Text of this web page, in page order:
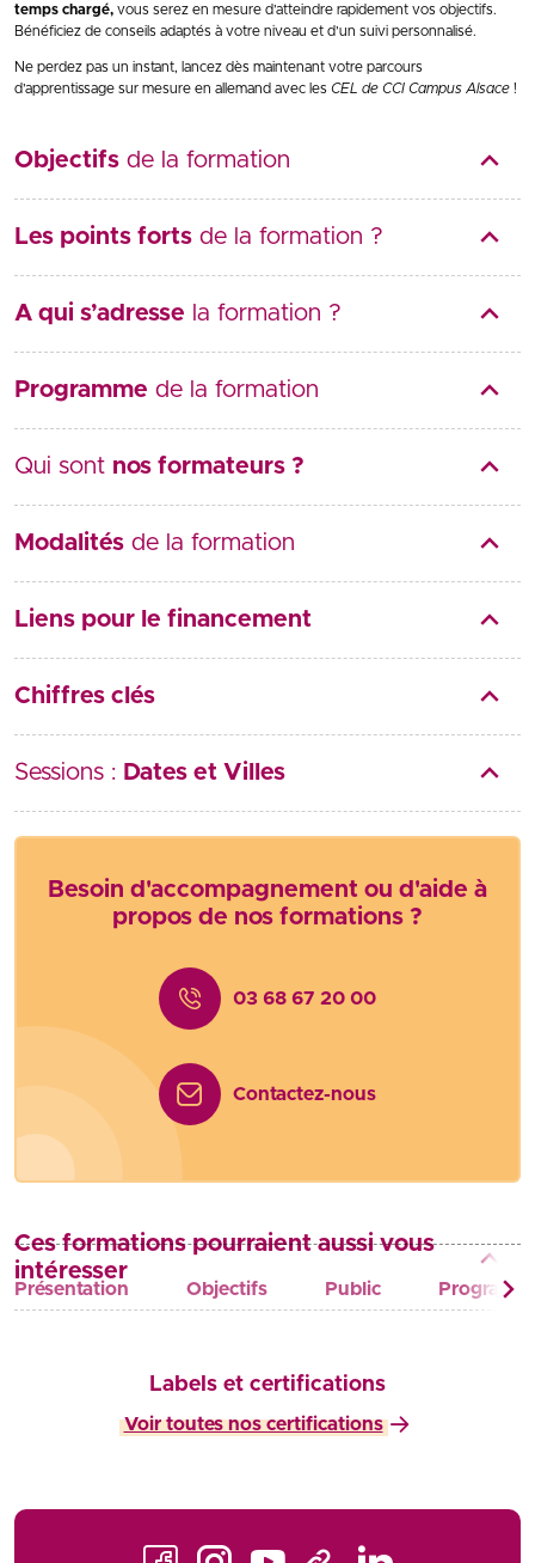
Présentation Objectifs Public
temps chargé, vous serez en mesure d’atteindre rapidement vos objectifs.
Bénéficiez de conseils adaptés à votre niveau et d’un suivi personnalisé.
Ne perdez pas un instant, lancez dès maintenant votre parcours
d’apprentissage sur mesure en allemand avec les CEL de CCI Campus Alsace !
Objectifs de la formation
Les points forts de la formation ?
A qui s’adresse la formation ?
Programme de la formation
Qui sont nos formateurs ?
Modalités de la formation
Liens pour le financement
Chiffres clés
Sessions : Dates et Villes
Besoin d'accompagnement ou d'aide à
propos de nos formations ?
03 68 67 20 00
Contactez-nous
Ces formations pourraient aussi vous
intéresser
Labels et certifications
Voir toutes nos certifications